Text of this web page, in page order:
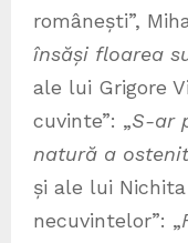
românești”,
însăși floarea
ale lui Grigore
cuvinte”: „S-ar
natură a
și ale lui
necuvintelor”: „